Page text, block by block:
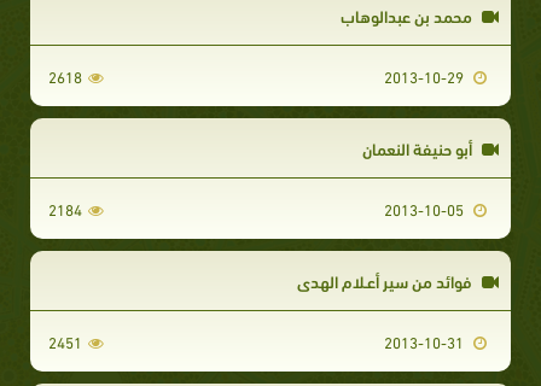
محمد بن عبدالوهاب
2618
أبو حنيفة النعمان
2184
فوائد من سير أعـلام الهدى
2451